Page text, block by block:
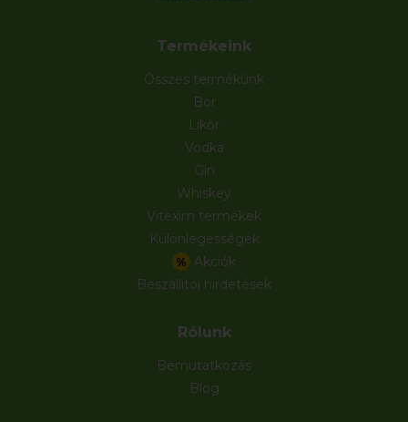
Termékeink
Összes termékünk
Bor
Likőr
Vodka
Gin
Whiskey
Vitexim termékek
Különlegességek
% Akciók
Beszállítói hirdetések
Rólunk
Bemutatkozás
Blog